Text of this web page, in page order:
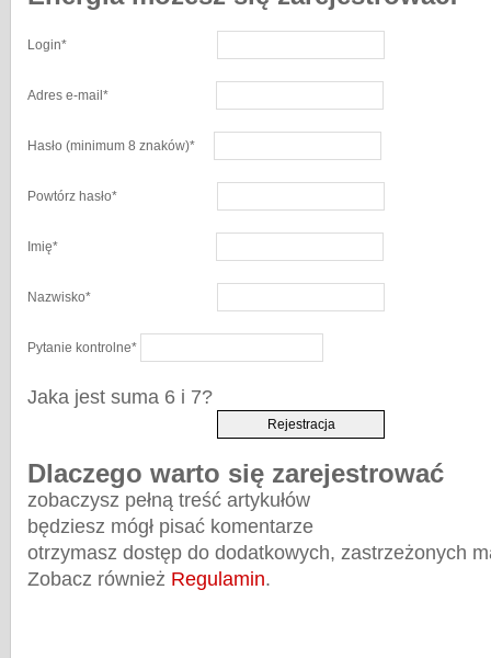
Login*
Adres e-mail *
Hasło (minimum 8 znaków)*
Powtórz hasło*
Imię*
Nazwisko*
Pytanie kontrolne*
Jaka jest suma 6 i 7?
Dlaczego warto się zarejestrować
zobaczysz pełną treść artykułów
będziesz mógł pisać komentarze
otrzymasz dostęp do dodatkowych, zastrzeżonych
Zobacz również Regulamin.